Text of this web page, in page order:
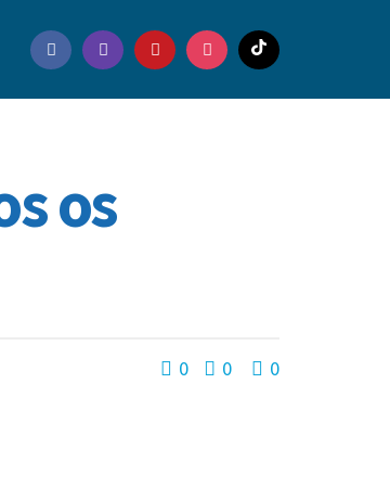
os
0 0 0